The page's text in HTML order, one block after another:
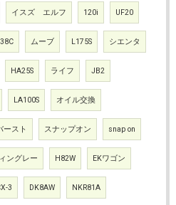
イスズ エルフ 120i UF20
ムーブ L175S シエンタ
HA25S ライフ JB2
LA100S オイル交換
ースト スナップオン snap on
ングレー H82W EKワゴン
3 DK8AW NKR81A